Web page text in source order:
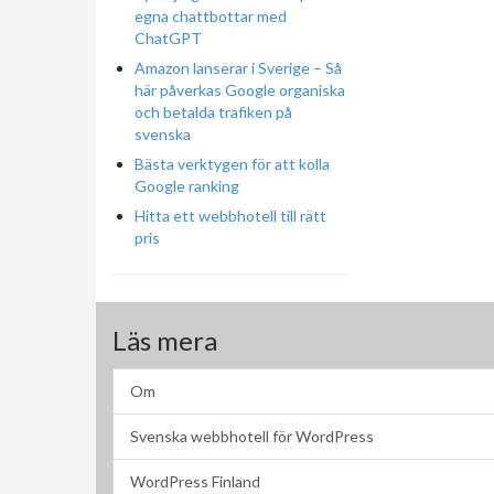
egna chattbottar med
ChatGPT
Amazon lanserar i Sverige – Så
här påverkas Google organiska
och betalda trafiken på
svenska
Bästa verktygen för att kolla
Google ranking
Hitta ett webbhotell till rätt
pris
Läs mera
Om
Svenska webbhotell för WordPress
WordPress Finland